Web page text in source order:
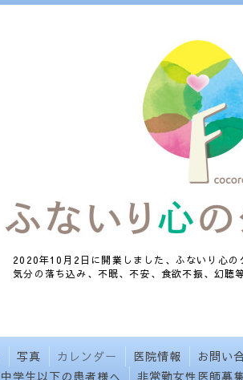
2020年10月2日に開業しました、ふないり心の
気分の落ち込み、不眠、不安、食欲不振、幻聴
写真 カレンダー 医院情報 お問い
中学生以下の患者様へ 非常勤女性医師募